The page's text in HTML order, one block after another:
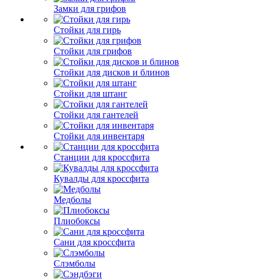
Замки для грифов
Стойки для гирь
Стойки для грифов
Стойки для дисков и блинов
Стойки для штанг
Стойки для гантелей
Стойки для инвентаря
Станции для кроссфита
Кувалды для кроссфита
Медболы
Плиобоксы
Сани для кроссфита
Слэмболы